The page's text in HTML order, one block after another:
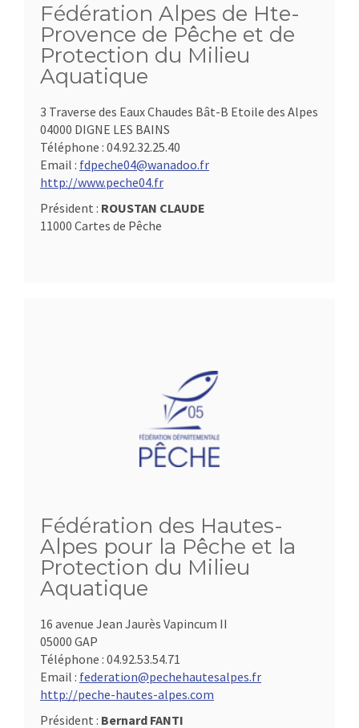
Fédération Alpes de Hte-
Provence de Pêche et de
Protection du Milieu
Aquatique
3 Traverse des Eaux Chaudes Bât-B Etoile des Alpes
04000 DIGNE LES BAINS
Téléphone : 04.92.32.25.40
Email : fdpeche04@wanadoo.fr
http://www.peche04.fr
Président : ROUSTAN CLAUDE
11000 Cartes de Pêche
Fédération des Hautes-
Alpes pour la Pêche et la
Protection du Milieu
Aquatique
16 avenue Jean Jaurès Vapincum II
05000 GAP
Téléphone : 04.92.53.54.71
Email : federation@pechehautesalpes.fr
http://peche-hautes-alpes.com
Président : Bernard FANTI